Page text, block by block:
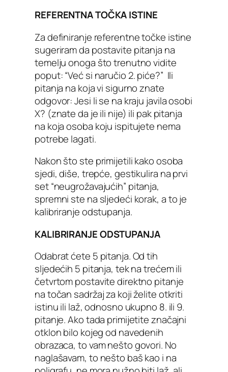
REFERENTNA TOČKA ISTINE
Za definiranje referentne točke istine
sugeriram da postavite pitanja na
temelju onoga što trenutno vidite
poput: “Već si naručio 2. piće?” Ili
pitanja na koja vi sigurno znate
odgovor: Jesi li se na kraju javila osobi
X? (znate da je ili nije) ili pak pitanja
na koja osoba koju ispitujete nema
potrebe lagati.
Nakon što ste primijetili kako osoba
sjedi, diše, trepće, gestikulira na prvi
set “neugrožavajućih” pitanja,
spremni ste na sljedeći korak, a to je
kalibriranje odstupanja.
KALIBRIRANJE ODSTUPANJA
Odabrat ćete 5 pitanja. Od tih
sljedećih 5 pitanja, tek na trećem ili
četvrtom postavite direktno pitanje
na točan sadržaj za koji želite otkriti
istinu ili laž, odnosno ukupno 8. ili 9.
pitanje. Ako tada primijetite značajni
otklon bilo kojeg od navedenih
obrazaca, to vam nešto govori. No
naglašavam, to nešto baš kao i na